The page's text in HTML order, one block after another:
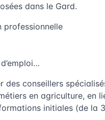
dans le Gard.
professionnelle
des conseillers
en agriculture, en
initiales (de la